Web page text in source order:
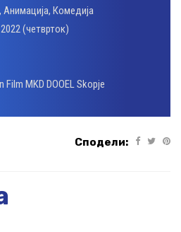
Анимација, Комедија
(четврток)
Film MKD DOOEL Skopje
Сподели: